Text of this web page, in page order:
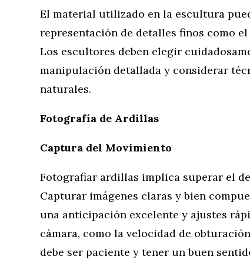
El material utilizado en la escultura
representación de detalles finos como
Los escultores deben elegir
manipulación detallada y considerar
naturales.
Fotografía de Ardillas
Captura del Movimiento
Fotografiar ardillas implica superar el
Capturar imágenes claras y bien
una anticipación excelente y ajustes
cámara, como la velocidad de
debe ser paciente y tener un buen